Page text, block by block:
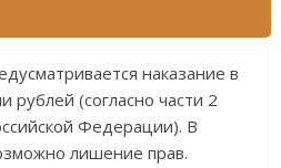
наказание в
рублей (согласно части 2
Федерации). В
лишение прав.